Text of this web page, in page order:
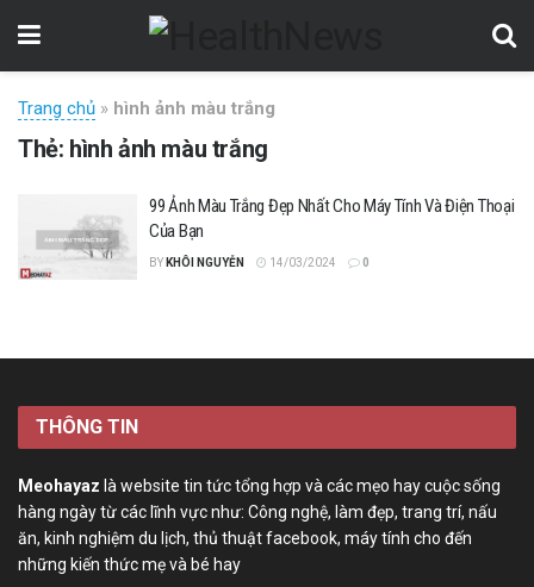
Trang chủ » hình ảnh màu trắng
Thẻ: hình ảnh màu trắng
99 Ảnh Màu Trắng Đẹp Nhất Cho Máy Tính Và Điện Thoại
Của Bạn
BY KHÔI NGUYỄN 14/03/2024 0
THÔNG TIN
Meohayaz là website tin tức tổng hợp và các mẹo hay cuộc sống
hàng ngày từ các lĩnh vực như: Công nghệ, làm đẹp, trang trí, nấu
ăn, kinh nghiệm du lịch, thủ thuật facebook, máy tính cho đến
những kiến thức mẹ và bé hay